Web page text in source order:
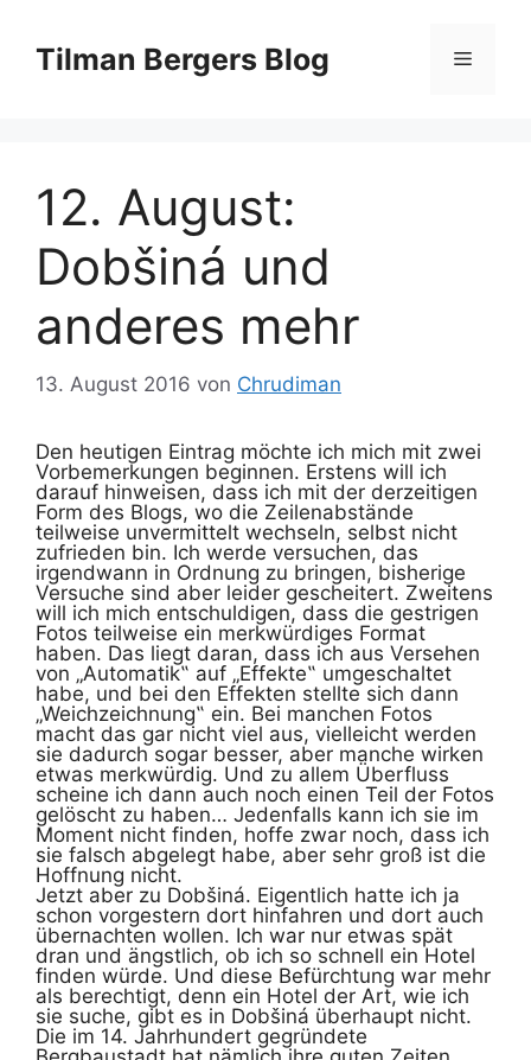
Inhalt
springen
Tilman Bergers Blog Menü
12. August:
Dobšiná und
anderes mehr
13. August 2016 von Chrudiman
Den heutigen Eintrag möchte ich mich mit zwei
Vorbemerkungen beginnen. Erstens will ich
darauf hinweisen, dass ich mit der derzeitigen
Form des Blogs, wo die Zeilenabstände
teilweise unvermittelt wechseln, selbst nicht
zufrieden bin. Ich werde versuchen, das
irgendwann in Ordnung zu bringen, bisherige
Versuche sind aber leider gescheitert. Zweitens
will ich mich entschuldigen, dass die gestrigen
Fotos teilweise ein merkwürdiges Format
haben. Das liegt daran, dass ich aus Versehen
von „Automatik‟ auf „Effekte‟ umgeschaltet
habe, und bei den Effekten stellte sich dann
„Weichzeichnung‟ ein. Bei manchen Fotos
macht das gar nicht viel aus, vielleicht werden
sie dadurch sogar besser, aber manche wirken
etwas merkwürdig. Und zu allem Überfluss
scheine ich dann auch noch einen Teil der Fotos
gelöscht zu haben… Jedenfalls kann ich sie im
Moment nicht finden, hoffe zwar noch, dass ich
sie falsch abgelegt habe, aber sehr groß ist die
Hoffnung nicht.
Jetzt aber zu Dobšiná. Eigentlich hatte ich ja
schon vorgestern dort hinfahren und dort auch
übernachten wollen. Ich war nur etwas spät
dran und ängstlich, ob ich so schnell ein Hotel
finden würde. Und diese Befürchtung war mehr
als berechtigt, denn ein Hotel der Art, wie ich
sie suche, gibt es in Dobšiná überhaupt nicht.
Die im 14. Jahrhundert gegründete